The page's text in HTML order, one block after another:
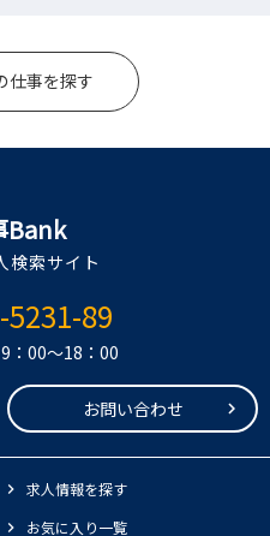
仕事を探す
Bank
検索サイト
5231-89
：00～18：00
お問い合わせ
求人情報を探す
お気に入り一覧